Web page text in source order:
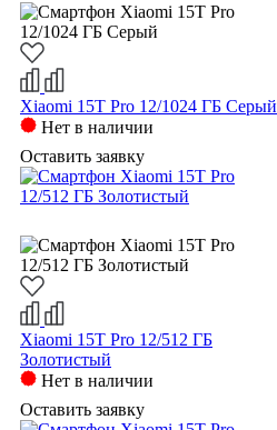
Xiaomi 15T Pro 12/1024 ГБ Серый
Нет в наличии
Оставить заявку
Xiaomi 15T Pro 12/512 ГБ
Золотистый
Нет в наличии
Оставить заявку